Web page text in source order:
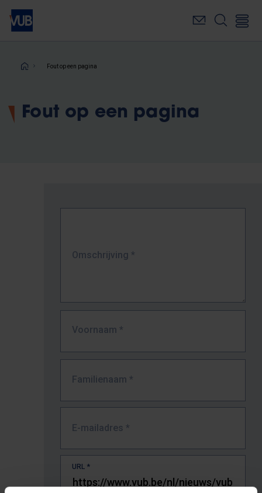
Overslaan
naar
inhoudKruimelpad
Fout op een pagina
Fout op een pagina
Omschrijving *
Voornaam *
Familienaam *
E-mailadres *
URL *